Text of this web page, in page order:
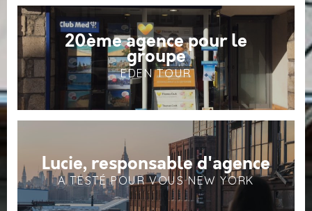
20ème agence pour le
groupe
EDEN TOUR
Lucie, responsable d'agence
A TESTÉ POUR VOUS NEW YORK